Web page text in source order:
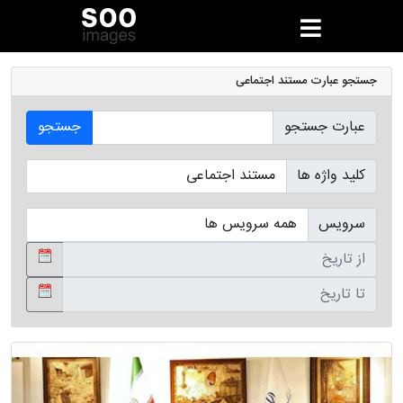
جستجو عبارت مستند اجتماعی
عبارت جستجو
جستجو
کلید واژه ها
سرویس